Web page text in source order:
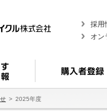
採用
オン
2025年度